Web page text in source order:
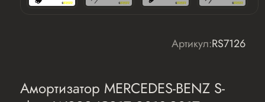
Артикул:RS7126
Амортизатор MERCEDES-BENZ S-